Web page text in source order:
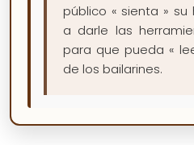
público « sienta »
a darle las
para que pueda «
de los bailarines.